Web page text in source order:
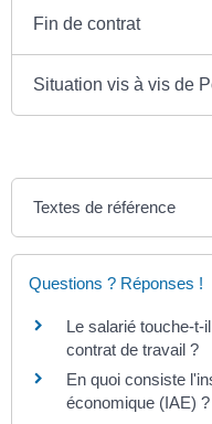
Fin de contrat
Situation vis à vis de
Textes de référence
Questions ? Réponses !
Le salarié touche-t-
contrat de travail ?
En quoi consiste
économique (IAE) ?